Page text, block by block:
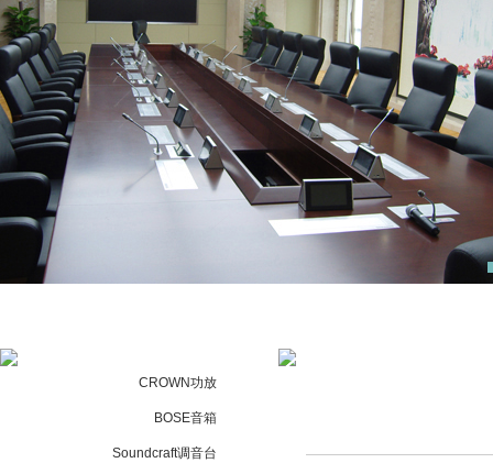
CROWN功放
BOSE音箱
Soundcraft调音台